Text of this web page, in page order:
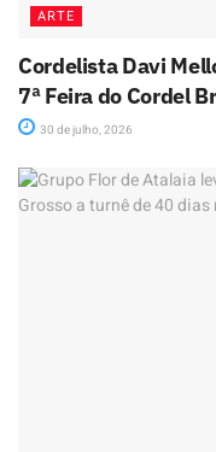
ARTE
Cordelista Davi
7ª Feira do Cordel
30 de julho, 2026